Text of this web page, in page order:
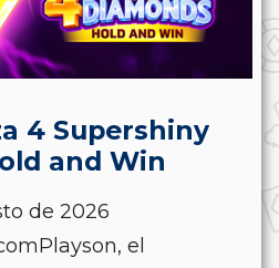
4 Supershiny
and Win
de 2026
el